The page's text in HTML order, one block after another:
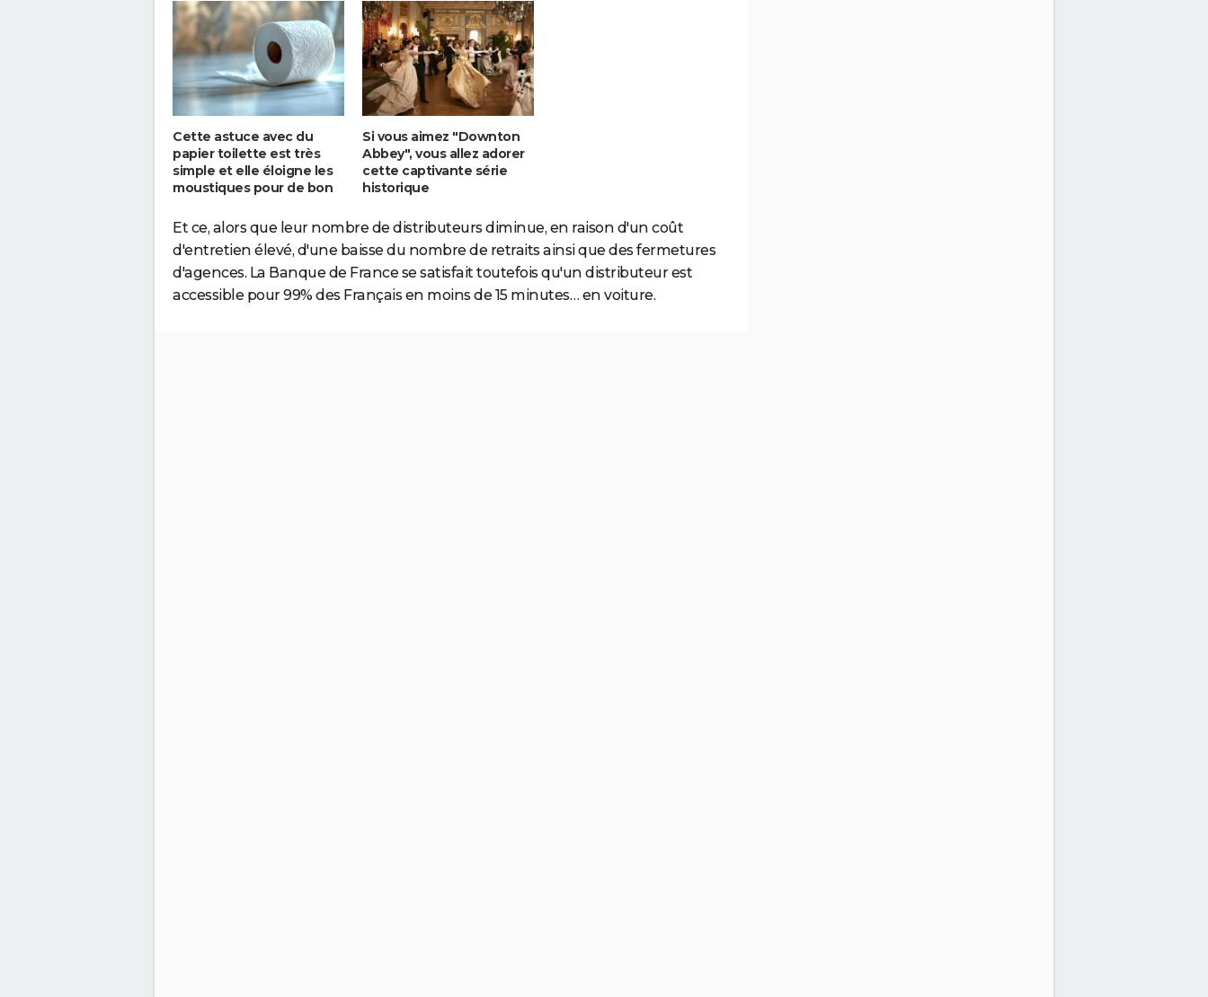
Cette astuce avec du
papier toilette est très
simple et elle éloigne les
moustiques pour de bon
Si vous aimez "Downton
Abbey", vous allez adorer
cette captivante série
historique
Et ce, alors que leur nombre de distributeurs diminue, en raison d'un coût
d'entretien élevé, d'une baisse du nombre de retraits ainsi que des fermetures
d'agences. La Banque de France se satisfait toutefois qu'un distributeur est
accessible pour 99% des Français en moins de 15 minutes… en voiture.